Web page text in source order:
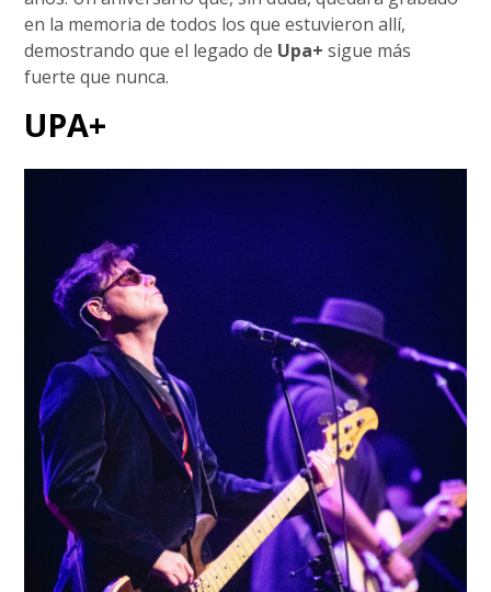
en la memoria de todos los que estuvieron allí,
demostrando que el legado de Upa+ sigue más
fuerte que nunca.
UPA+